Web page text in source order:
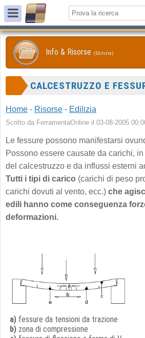
Info & Risorse (Edilizia)
CALCESTRUZZO E
Home - Risorse - Edilizia
Scritto da FerramentaOnline il 03-08-2005
Le fessure possono manifestarsi
Possono essere causate da carichi,
del calcestruzzo e da influssi esterni
Tutti i tipi di carico (carichi di peso
carichi dovuti al vento, ecc.) che
edili hanno come conseguenza
deformazioni.
a) fessure da tensioni da trazione
b) zona di compressione